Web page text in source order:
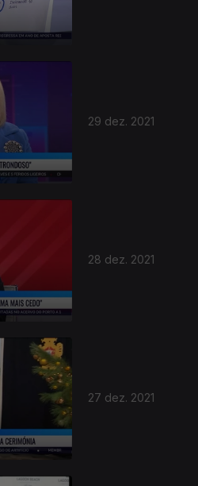
29 dez. 2021
28 dez. 2021
27 dez. 2021